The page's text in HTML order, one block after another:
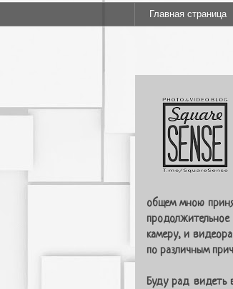
Главная страница
общем мною
камеру, и
по различным
Буду рад видеть